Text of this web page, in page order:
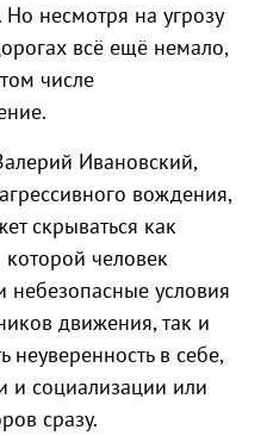
несмотря на угрозу
всё ещё немало,
числе
Ивановский,
вождения,
скрываться как
человек
небезопасные условия
движения, так и
неуверенность в себе,
и социализации или
сразу.